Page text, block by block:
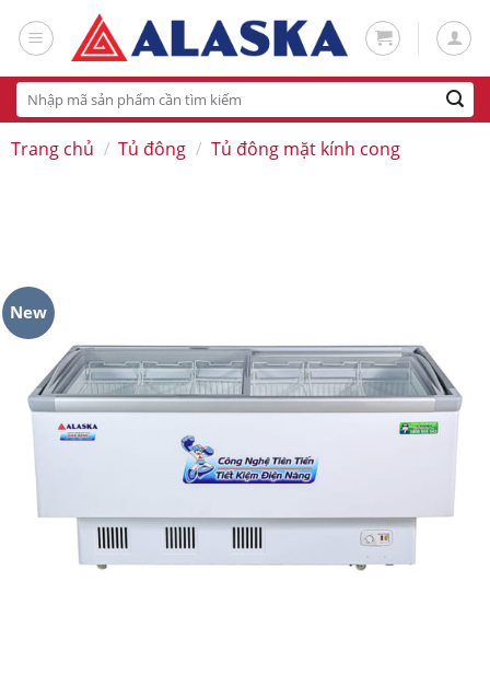
Tìm
kiếm:
Trang chủ / Tủ đông / Tủ đông mặt kính cong
New